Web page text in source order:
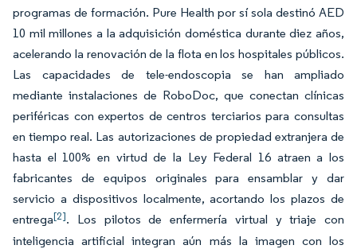
programas de formación. Pure Health por sí sola destinó AED
10 mil millones a la adquisición doméstica durante diez años,
acelerando la renovación de la flota en los hospitales públicos.
Las capacidades de tele-endoscopia se han ampliado
mediante instalaciones de RoboDoc, que conectan clínicas
periféricas con expertos de centros terciarios para consultas
en tiempo real. Las autorizaciones de propiedad extranjera de
hasta el 100% en virtud de la Ley Federal 16 atraen a los
fabricantes de equipos originales para ensamblar y dar
servicio a dispositivos localmente, acortando los plazos de
entrega[2]. Los pilotos de enfermería virtual y triaje con
inteligencia artificial integran aún más la imagen con los